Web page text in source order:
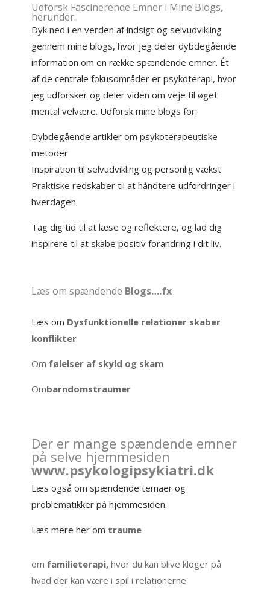
Udforsk Fascinerende Emner i Mine Blogs,
herunder..
Dyk ned i en verden af indsigt og selvudvikling
gennem mine blogs, hvor jeg deler dybdegående
information om en række spændende emner. Ét
af de centrale fokusområder er psykoterapi, hvor
jeg udforsker og deler viden om veje til øget
mental velvære. Udforsk mine blogs for:
Dybdegående artikler om psykoterapeutiske
metoder
Inspiration til selvudvikling og personlig vækst
Praktiske redskaber til at håndtere udfordringer i
hverdagen
Tag dig tid til at læse og reflektere, og lad dig
inspirere til at skabe positiv forandring i dit liv.
Læs om spændende Blogs….fx
Læs om Dysfunktionelle relationer skaber
konflikter
Om følelser af skyld og skam
Ombarndomstraumer
Der er mange spændende emner
på selve hjemmesiden
www.psykologipsykiatri.dk
Læs også om spændende temaer og
problematikker på hjemmesiden.
Læs mere her om traume
om familieterapi,hvor du kan blive kloger på
hvad der kan være i spil i relationerne